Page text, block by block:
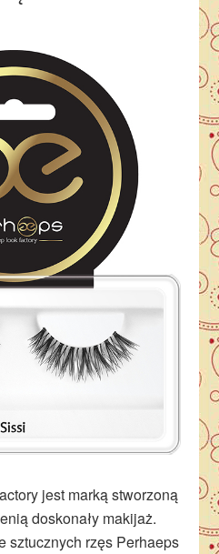
jest marką stworzoną
doskonały makijaż.
sztucznych rzęs Perhaeps